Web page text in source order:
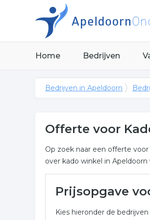
Home Bedrijven
Bedrijven in Apeldoorn
Offerte voor
Op zoek naar een offerte
over kado winkel in Apeldoorn
voor een vrijblijvende
Prijsopgave
Kies hieronder de